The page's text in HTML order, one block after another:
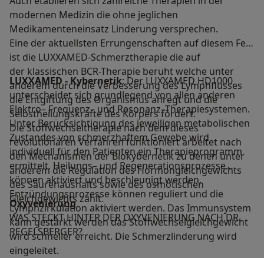
modernen Medizin die ohne jeglichen
Medikamenteneinsatz Linderung versprechen.
Eine der aktuellsten Errungenschaften auf diesem Feld
ist die LUXXAMED-Schmerztherapie die auf
der klassischen BCR-Therapie beruht welche unter
anderem durch die Verbesserung des Lymphflusses
die Entgiftung des Organismus anregt und die
Selbstheilungskräfte des Körpers fördert.
Die Stoffwechseltherapie nach dem dieses
revolutionären Verfahren funktioniert arbeitet nach
den Mechanismen der Biokybernetik zu denen unter
anderem die Regulation des Hormongleichgewichts
des Säurehaushalts sowie des osmotischen
Gleichgewichts zählt.
LUXXAMED - Kybernetik: Der LUXXAMED HD1000
unterscheidet sich grundlegend von allen anderen
Elektro– Frequenz– und Resonanz–Therapiesystemen.
Unter Berücksichtigung des jeweiligen metabolischen
Zustandes von schmerzhaftem Gewebe wird
individuell für den Patienten ein Therapieprogramm
ermittelt. Heilungs– und Regenerationsprozesse
können aktiviert und beschleunigt werden.
Entzündungsprozesse können reguliert und die
Lymphzirkulation aktiviert werden. Das Immunsystem
kann gestärkt werden das Stoffwechselgleichgewicht
wird schneller erreicht. Die Schmerzlinderung wird
eingeleitet.
Oxyvenierung
WAS STECKT HINTER DER OXYVENIERUNG NACH DR.
REGELSBERGER?